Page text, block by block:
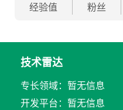
经验值 粉丝
技术雷达
专长领域：暂无信息
开发平台：暂无信息